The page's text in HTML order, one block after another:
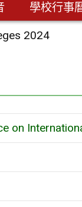
學校行事
2024
on